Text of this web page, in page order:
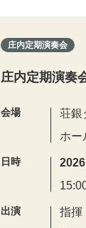
庄内定期演奏会
庄内定期演奏
会場
荘銀
ホー
日時
出演
指揮